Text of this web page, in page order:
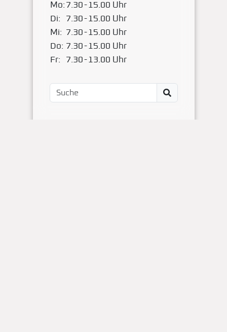
Mo: 7.30- 15.00 Uhr
Di:
7.30- 15.00 Uhr
Mi: 7.30- 15.00 Uhr
Do: 7.30- 15.00 Uhr
Fr:
7.30- 13.00 Uhr